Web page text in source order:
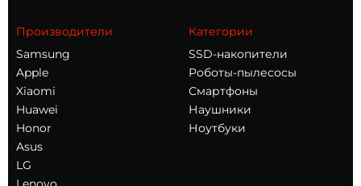
Производители
Samsung
Apple
Xiaomi
Huawei
Honor
Asus
LG
Категории
SSD-накопители
Роботы-пылесосы
Смартфоны
Наушники
Ноутбуки